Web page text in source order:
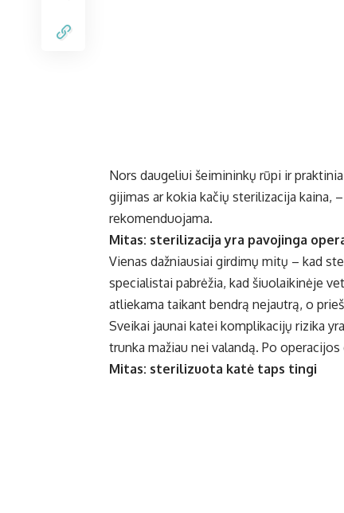
Nors daugeliui šeimininkų rūpi ir
gijimas ar kokia kačių sterilizacija kaina,
rekomenduojama.
Mitas: sterilizacija yra pavojinga
Vienas dažniausiai girdimų mitų – kad
specialistai pabrėžia, kad šiuolaikinėje
atliekama taikant bendrą nejautrą, o
Sveikai jaunai katei komplikacijų rizika
trunka mažiau nei valandą. Po
Mitas: sterilizuota katė taps tingi